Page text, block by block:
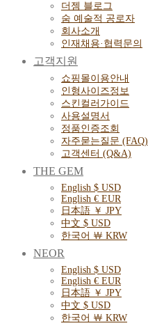
더젬 블로그
숨 예술적 공로자
회사소개
인재채용·협력문의
고객지원
쇼핑몰이용안내
인형사이즈정보
스킨컬러가이드
사용설명서
정품인증조회
자주묻는질문 (FAQ)
고객센터 (Q&A)
THE GEM
English $ USD
English € EUR
日本語 ￥ JPY
中文 $ USD
한국어 ￦ KRW
NEOR
English $ USD
English € EUR
日本語 ￥ JPY
中文 $ USD
한국어 ￦ KRW